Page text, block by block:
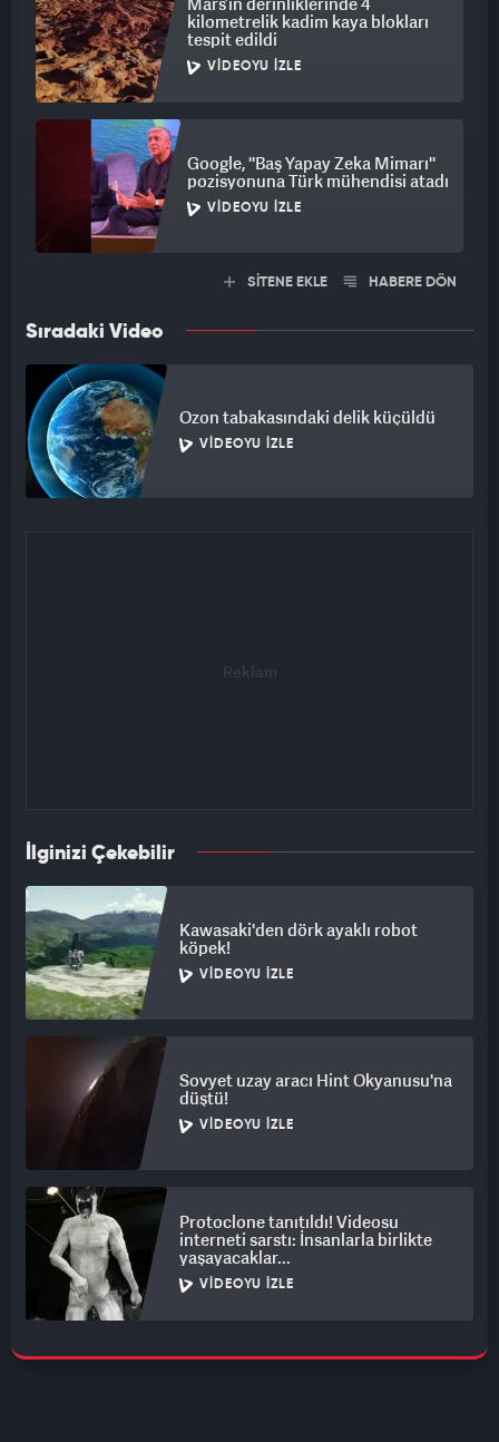
kilometrelik kadim kaya blokları
tespit edildi
VIDEOYU İZLE
Google, ''Baş Yapay Zeka Mimarı''
pozisyonuna Türk mühendisi atadı
VIDEOYU İZLE
SİTENE EKLE HABERE DÖN
Sıradaki Video
Ozon tabakasındaki delik küçüldü
VIDEOYU İZLE
İlginizi Çekebilir
Kawasaki'den dörk ayaklı robot
köpek!
VIDEOYU İZLE
Sovyet uzay aracı Hint Okyanusu'na
düştü!
VIDEOYU İZLE
Protoclone tanıtıldı! Videosu
interneti sarstı: İnsanlarla birlikte
yaşayacaklar...
VIDEOYU İZLE